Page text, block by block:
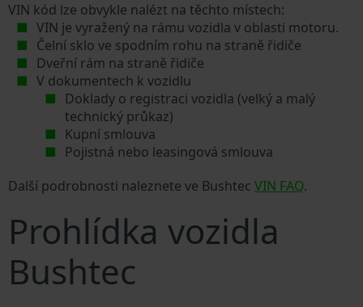
VIN kód lze obvykle nalézt na těchto místech:
VIN je vyražený na rámu vozidla v oblasti motoru.
Čelní sklo ve spodním rohu na straně řidiče
Dveřní rám na straně řidiče
V dokumentech k vozidlu
Doklady o registraci vozidla (velký a malý
technický průkaz)
Kupní smlouva
Pojistná nebo leasingová smlouva
Další podrobnosti naleznete ve Bushtec VIN FAQ.
Prohlídka vozidla
Bushtec